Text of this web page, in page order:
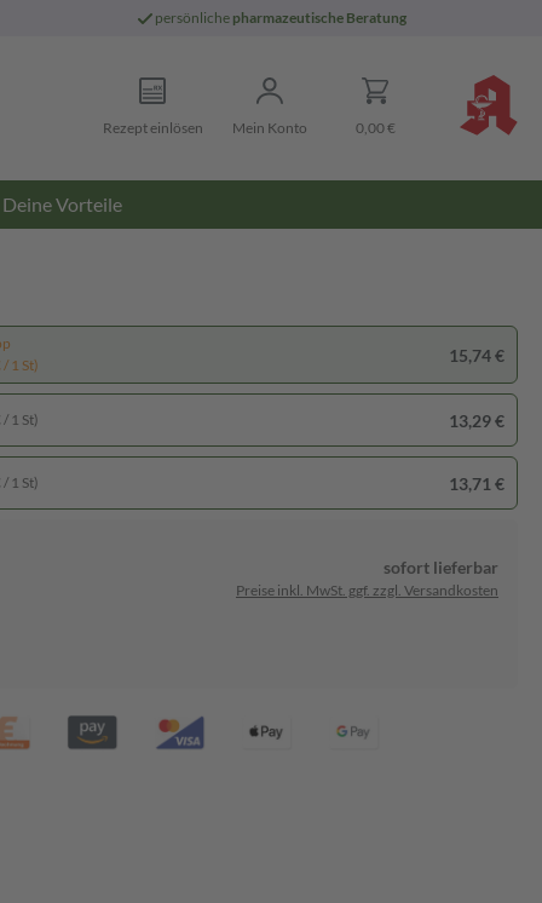
persönliche pharmazeutische Beratung
Rezept einlösen Mein Konto 0,00 €
Deine Vorteile
1 St)
15,74 €
1 St) 13,29 €
1 St) 13,71 €
sofort lieferbar
Preise inkl. MwSt. ggf. zzgl. Versandkosten